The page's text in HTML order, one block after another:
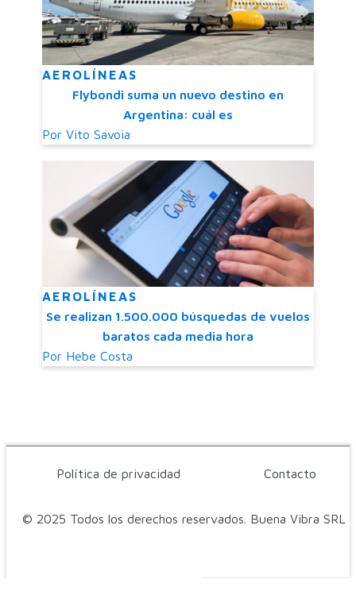
AEROLÍNEAS
Flybondi suma un nuevo destino en
Argentina: cuál es
Por Vito Savoia
AEROLÍNEAS
Se realizan 1.500.000 búsquedas de vuelos
baratos cada media hora
Por Hebe Costa
© 2025 Todos los derechos reservados. Buena Vibra SRL
Política de privacidad Contacto